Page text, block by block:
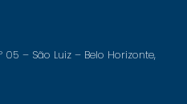
– São Luiz – Belo Horizonte,